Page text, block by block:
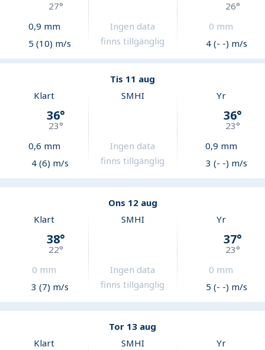
27°
0,9 mm
5 (10) m/s
Ingen data
finns tillgänglig
26°
0 mm
4 (- -) m/s
Tis 11 aug
Klart
36°
23°
0,6 mm
4 (6) m/s
SMHI
Ingen data
finns tillgänglig
Yr
36°
23°
0,9 mm
3 (- -) m/s
Ons 12 aug
Klart
38°
22°
0 mm
3 (7) m/s
SMHI
Ingen data
finns tillgänglig
Yr
37°
23°
0 mm
5 (- -) m/s
Tor 13 aug
Klart
SMHI Yr